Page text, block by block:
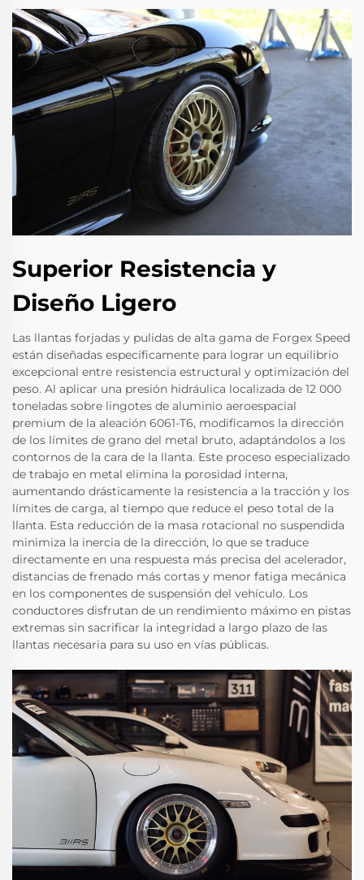
Superior Resistencia y
Diseño Ligero
Las llantas forjadas y pulidas de alta gama de Forgex Speed
están diseñadas específicamente para lograr un equilibrio
excepcional entre resistencia estructural y optimización del
peso. Al aplicar una presión hidráulica localizada de 12 000
toneladas sobre lingotes de aluminio aeroespacial
premium de la aleación 6061-T6, modificamos la dirección
de los límites de grano del metal bruto, adaptándolos a los
contornos de la cara de la llanta. Este proceso especializado
de trabajo en metal elimina la porosidad interna,
aumentando drásticamente la resistencia a la tracción y los
límites de carga, al tiempo que reduce el peso total de la
llanta. Esta reducción de la masa rotacional no suspendida
minimiza la inercia de la dirección, lo que se traduce
directamente en una respuesta más precisa del acelerador,
distancias de frenado más cortas y menor fatiga mecánica
en los componentes de suspensión del vehículo. Los
conductores disfrutan de un rendimiento máximo en pistas
extremas sin sacrificar la integridad a largo plazo de las
llantas necesaria para su uso en vías públicas.